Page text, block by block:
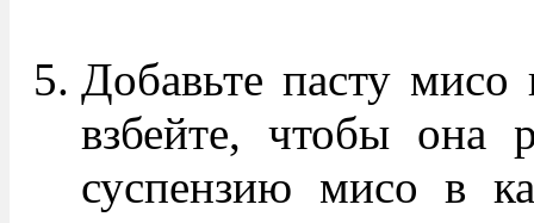
Добавьте пасту
взбейте, чтобы она
суспензию мисо в